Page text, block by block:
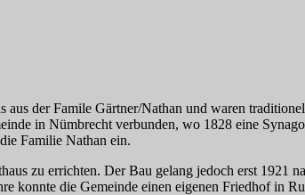
der Famile Gärtner/Nathan und waren
in Nümbrecht verbunden, wo 1828 eine
Familie Nathan ein.
zu errichten. Der Bau gelang jedoch erst 1921
konnte die Gemeinde einen eigenen Friedhof in